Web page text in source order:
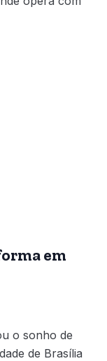
em
o sonho de
de Brasília